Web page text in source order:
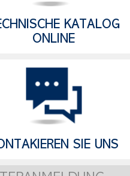
KATALOG
ONLINE
SIE UNS